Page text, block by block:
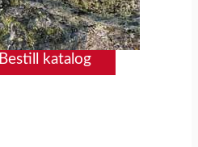
Bestill katalog